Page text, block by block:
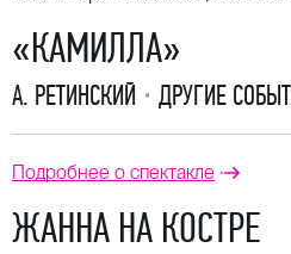
«КАМИЛЛА»
А. РЕТИНСКИЙ ДРУГИЕ
Подробнее о спектакле
ЖАННА НА КОСТРЕ